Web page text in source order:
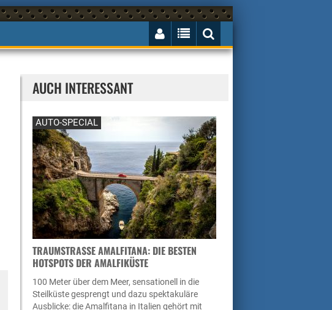
AUCH INTERESSANT
AUTO-SPECIAL
TRAUMSTRASSE AMALFITANA: DIE BESTEN H
OTSPOTS DER AMALFIKÜSTE
100 Meter über dem Meer, sensationell in die
Steilküste gesprengt und dazu spektakuläre
Ausblicke: die Amalfitana in Italien gehört mit